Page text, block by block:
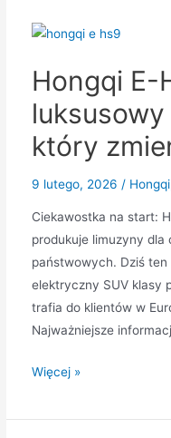
elektryk
realnym
zasięgiem
konkretną
finansowania
Hongqi E-
luksusowy
który
9 lutego, 2026 / Hongqi
Ciekawostka na start:
produkuje limuzyny
państwowych. Dziś ten
elektryczny SUV klasy
trafia do klientów w
Najważniejsze
Hongqi
HS9
Więcej »